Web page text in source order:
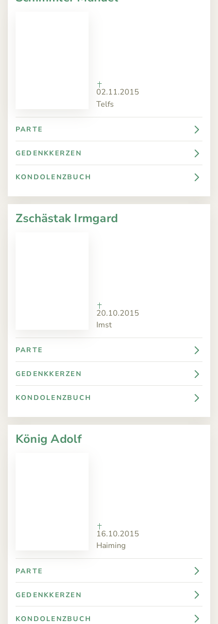
02.11.2015
Telfs
PARTE
GEDENKKERZEN
KONDOLENZBUCH
Zschästak Irmgard
20.10.2015
Imst
PARTE
GEDENKKERZEN
KONDOLENZBUCH
König Adolf
16.10.2015
Haiming
PARTE
GEDENKKERZEN
KONDOLENZBUCH